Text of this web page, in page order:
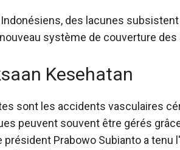
des lacunes
système de couverture des
Kesehatan
sont les accidents vasculaires
peuvent souvent être gérés
Prabowo Subianto a tenu